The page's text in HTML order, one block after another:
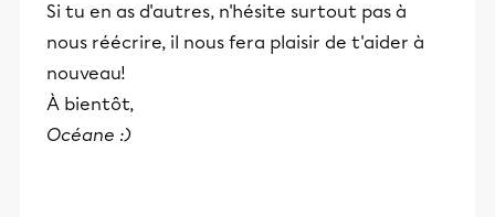
Si tu en as d'autres, n'hésite surtout pas à
nous réécrire, il nous fera plaisir de t'aider à
nouveau!
À bientôt,
Océane :)